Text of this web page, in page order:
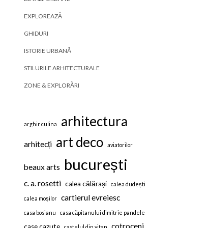
EXPLOREAZĂ
GHIDURI
ISTORIE URBANĂ
STILURILE ARHITECTURALE
ZONE & EXPLORĂRI
arghir culina arhitectura
arhitecți art deco aviatorilor
beaux arts bucurești
c. a. rosetti calea călărași calea dudești
calea moșilor cartierul evreiesc
casa bosianu casa căpitanului dimitrie pandele
cotroceni